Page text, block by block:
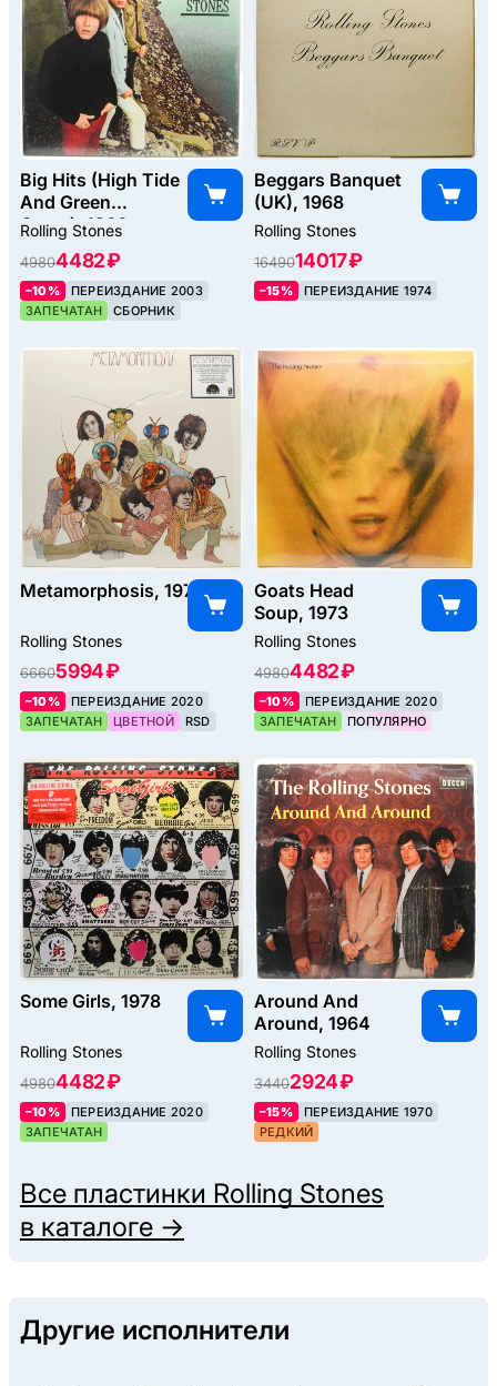
Big Hits (High Tide
And Green
Grass), 1966
Rolling Stones
49804482 ₽
–10%
ПЕРЕИЗДАНИЕ 2003
ЗАПЕЧАТАН
СБОРНИК
Beggars Banquet
(UK), 1968
Rolling Stones
1649014017 ₽
–15% ПЕРЕИЗДАНИЕ 1974
Metamorphosis, 1975
Rolling Stones
66605994 ₽
–10%
ПЕРЕИЗДАНИЕ 2020
ЗАПЕЧАТАН
ЦВЕТНОЙ RSD
Goats Head
Soup, 1973
Rolling Stones
49804482 ₽
–10%
ПЕРЕИЗДАНИЕ 2020
ЗАПЕЧАТАН
ПОПУЛЯРНО
Some Girls, 1978
Rolling Stones
49804482 ₽
–10%
ПЕРЕИЗДАНИЕ 2020
ЗАПЕЧАТАН
Around And
Around, 1964
Rolling Stones
34402924 ₽
–15%
ПЕРЕИЗДАНИЕ 1970
РЕДКИЙ
Все пластинки Rolling Stones
в каталоге →
Другие исполнители